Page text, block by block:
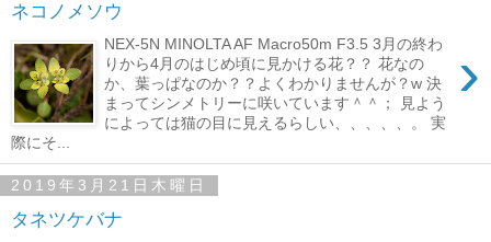
ネコノメソウ
›
NEX-5N MINOLTA AF Macro50m F3.5 3月の終わ
りから4月のはじめ頃に見かける花？？ 花なの
か、葉っぱなのか？？よくわかりませんが？w 決
まってシンメトリーに咲いています＾＾； 見よう
によっては猫の目に見えるらしい、、、、、。 実
際にそ...
2019年3月21日木曜日
タネツケバナ